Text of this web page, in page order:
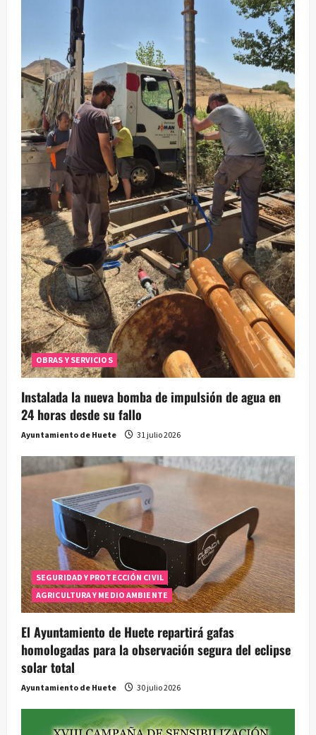
OBRAS Y SERVICIOS
Instalada la nueva bomba de impulsión de agua en
24 horas desde su fallo
Ayuntamiento de Huete 31 julio 2026
SEGURIDAD Y PROTECCIÓN CIVIL
AGRICULTURA Y MEDIO AMBIENTE
El Ayuntamiento de Huete repartirá gafas
homologadas para la observación segura del eclipse
solar total
Ayuntamiento de Huete 30 julio 2026